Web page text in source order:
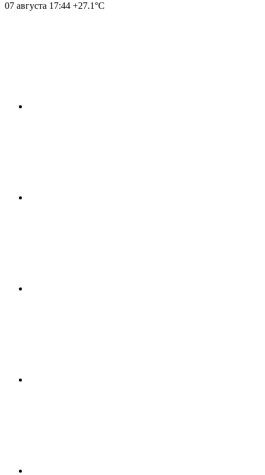
07 августа 17:44 +27.1°С